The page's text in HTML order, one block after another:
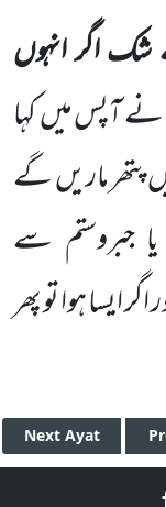
اگر انہوں
آپس میںکہا
پتھر ماریںگے
جبروستم سے
ایسا ہوا تو پھر
Next Ayat